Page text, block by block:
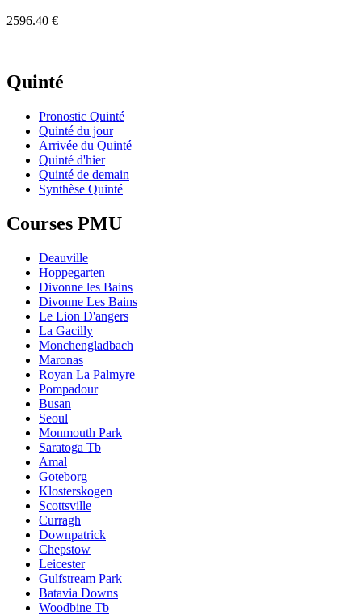
2596.40 €
Quinté
Pronostic Quinté
Quinté du jour
Arrivée du Quinté
Quinté d'hier
Quinté de demain
Synthèse Quinté
Courses PMU
Deauville
Hoppegarten
Divonne les Bains
Divonne Les Bains
Le Lion D'angers
La Gacilly
Monchengladbach
Maronas
Royan La Palmyre
Pompadour
Busan
Seoul
Monmouth Park
Saratoga Tb
Amal
Goteborg
Klosterskogen
Scottsville
Curragh
Downpatrick
Chepstow
Leicester
Gulfstream Park
Batavia Downs
Woodbine Tb